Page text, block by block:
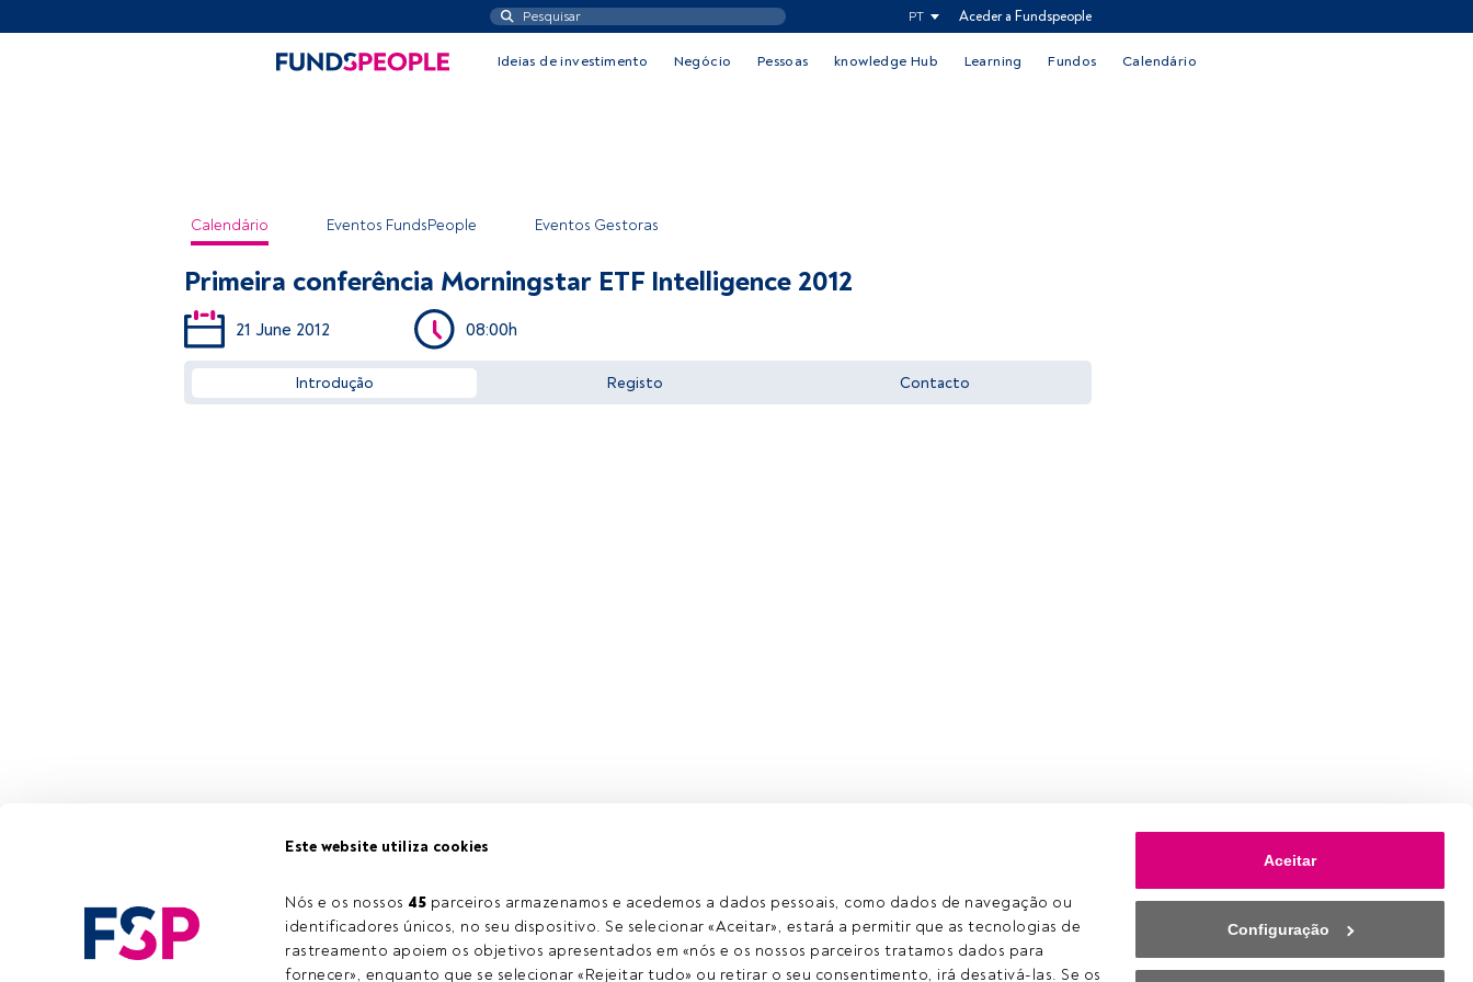
Este website utiliza cookies
Nós e os nossos 45 parceiros armazenamos e acedemos a dados pessoais, como dados de navegação ou
identificadores únicos, no seu dispositivo. Se selecionar «Aceitar», estará a permitir que as tecnologias de
rastreamento apoiem os objetivos apresentados em «nós e os nossos parceiros tratamos dados para
fornecer», enquanto que se selecionar «Rejeitar tudo» ou retirar o seu consentimento, irá desativá-las. Se os
Aceitar
Configuração
PT Aceder a Fundspeople
Ideias de investimento Negócio Pessoas knowledge Hub Learning Fundos Calendário
Calendário Eventos FundsPeople Eventos Gestoras
Primeira conferência Morningstar ETF Intelligence 2012
21 June 2012 08:00h
Introdução Registo Contacto
José Garcia Zárate, analista sénior de ETF na Morningstar, estará no próximo dia 21 de
Este é um artigo exclusivo para os utilizadores registados da FundsPeople. Se já